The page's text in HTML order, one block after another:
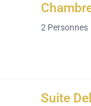
2 Personnes
Suite